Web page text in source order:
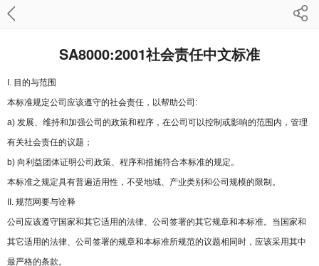
SA8000:2001社会责任中文标准
I. 目的与范围
本标准规定公司应该遵守的社会责任，以帮助公司:
a) 发展、维持和加强公司的政策和程序，在公司可以控制或影响的范围内，管理
有关社会责任的议题；
b) 向利益团体证明公司政策、程序和措施符合本标准的规定。
本标准之规定具有普遍适用性，不受地域、产业类别和公司规模的限制。
II. 规范网要与诠释
公司应该遵守国家和其它适用的法律、公司签署的其它规章和本标准。当国家和
其它适用的法律、公司签署的规章和本标准所规范的议题相同时，应该采用其中
最严格的条款。